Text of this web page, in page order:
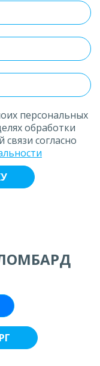
персональных
обработки
согласно